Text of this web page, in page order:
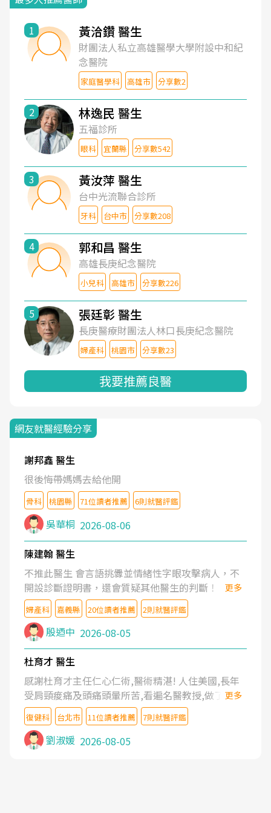
1 黃洽鑽 醫生
財團法人私立高雄醫學大學附設中和紀
念醫院
家庭醫學科 高雄市 分享數2
2 林逸民 醫生
五福診所
眼科 宜蘭縣 分享數542
3 黃汝萍 醫生
台中光流聯合診所
牙科 台中市 分享數208
4 郭和昌 醫生
高雄長庚紀念醫院
小兒科 高雄市 分享數226
5 張廷彰 醫生
長庚醫療財團法人林口長庚紀念醫院
婦產科 桃園市 分享數23
我要推薦良醫
網友就醫經驗分享
謝邦鑫 醫生
很後悔帶媽媽去給他開
骨科 桃園縣 71位讀者推薦 6則就醫評鑑
吳華桐 2026-08-06
陳建翰 醫生
不推此醫生 會言語挑釁並情緒性字眼攻擊病人，不
開設診斷證明書，還會質疑其他醫生的判斷！
更多
婦產科 嘉義縣 20位讀者推薦 2則就醫評鑑
殷迺中 2026-08-05
杜育才 醫生
感謝杜育才主任仁心仁術,醫術精湛! 人住美國,長年
受肩頸痠痛及頭痛頭暈所苦,看遍名醫教授,做了各種
檢查,也嘗試過西醫打針,中醫針灸及物理徒手治療都
沒有用,後來連吃到嗎啡類止痛藥都效果有限,只是壓
症狀,沒多久就痛起來,多年失眠嚴重影響生活品質.
台灣親友介紹忠孝醫院杜育才主任是頸頭症候群專
更多
復健科 台北市 11位讀者推薦 7則就醫評鑑
劉淑媛 2026-08-05